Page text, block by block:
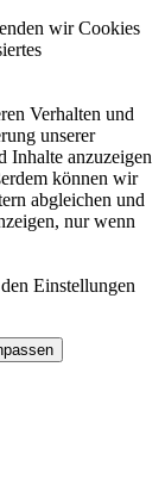
wir Cookies
Verhalten und
unserer
Inhalte anzuzeigen
können wir
abgleichen und
nur wenn
Einstellungen